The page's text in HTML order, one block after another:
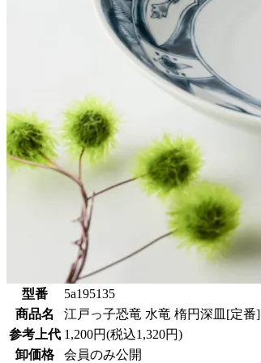
型番
5a195135
商品名
江戸っ子恐竜 水竜 楕円深皿[定番]
参考上代 1,200円(税込1,320円)
卸価格
会員のみ公開